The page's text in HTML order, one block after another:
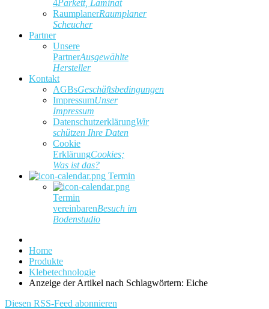
4Parkett, Laminat
RaumplanerRaumplaner
Scheucher
Partner
Unsere
PartnerAusgewählte
Hersteller
Kontakt
AGBsGeschäftsbedingungen
ImpressumUnser
Impressum
DatenschutzerklärungWir
schützen Ihre Daten
Cookie
ErklärungCookies;
Was ist das?
Termin
Termin
vereinbarenBesuch im
Bodenstudio
Home
Produkte
Klebetechnologie
Anzeige der Artikel nach Schlagwörtern: Eiche
Diesen RSS-Feed abonnieren